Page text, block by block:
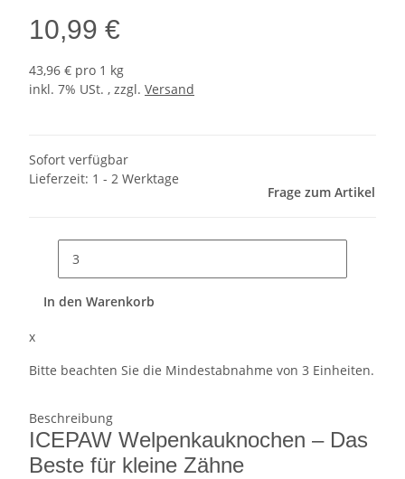
10,99 €
43,96 € pro 1 kg
inkl. 7% USt. , zzgl. Versand
Sofort verfügbar
Lieferzeit: 1 - 2 Werktage
Frage zum Artikel
In den Warenkorb
x
Bitte beachten Sie die Mindestabnahme von 3 Einheiten.
Beschreibung
ICEPAW Welpenkauknochen – Das
Beste für kleine Zähne